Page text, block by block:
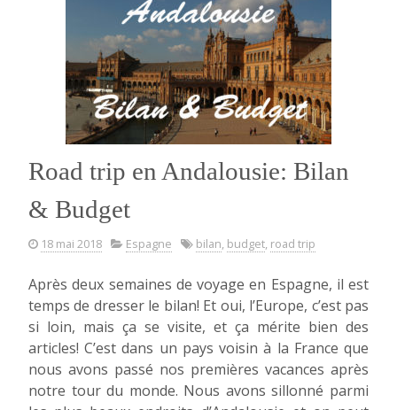
Road trip en Andalousie: Bilan
& Budget
18 mai 2018 Espagne bilan, budget, road trip
Après deux semaines de voyage en Espagne, il est
temps de dresser le bilan! Et oui, l’Europe, c’est pas
si loin, mais ça se visite, et ça mérite bien des
articles! C’est dans un pays voisin à la France que
nous avons passé nos premières vacances après
notre tour du monde. Nous avons sillonné parmi